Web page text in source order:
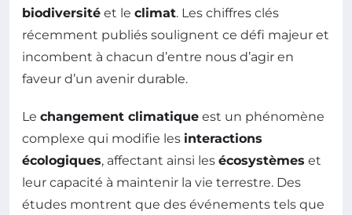
biodiversité et le climat. Les chiffres clés
récemment publiés soulignent ce défi majeur et
incombent à chacun d’entre nous d’agir en
faveur d’un avenir durable.
Le changement climatique est un phénomène
complexe qui modifie les interactions
écologiques, affectant ainsi les écosystèmes et
leur capacité à maintenir la vie terrestre. Des
études montrent que des événements tels que